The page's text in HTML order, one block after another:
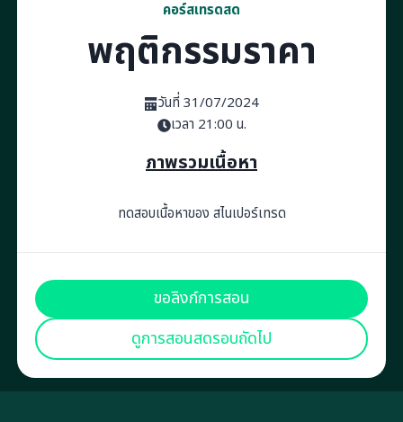
คอร์สเทรดสด
พฤติกรรมราคา
วันที่ 31/07/2024
เวลา 21:00 น.
ภาพรวมเนื้อหา
ทดสอบเนื้อหาของ สไนเปอร์เทรด
ขอลิงก์การสอน
ดูการสอนสดรอบถัดไป